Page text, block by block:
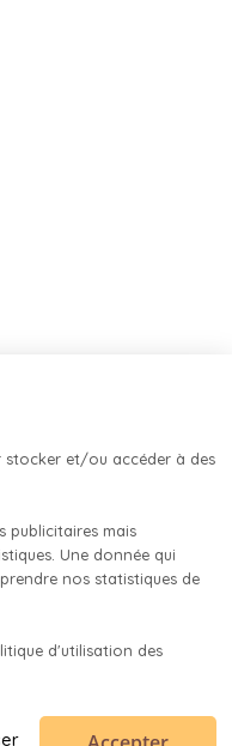
stocker et/ou accéder à des
publicitaires mais
Une donnée qui
nos statistiques de
d'utilisation des